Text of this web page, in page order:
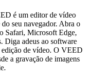
é um editor de vídeo
seu navegador. Abra o
Safari, Microsoft Edge,
Diga adeus ao software
edição de vídeo. O VEED
a gravação de imagens